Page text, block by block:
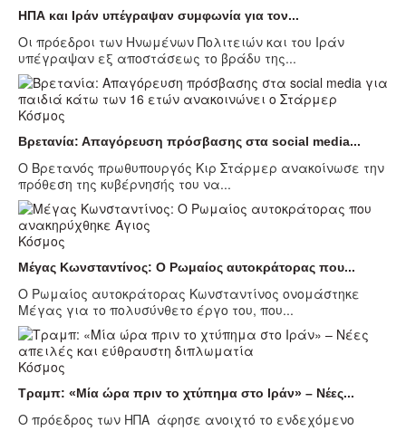
ΗΠΑ και Ιράν υπέγραψαν συμφωνία για τον...
Οι πρόεδροι των Ηνωμένων Πολιτειών και του Ιράν
υπέγραψαν εξ αποστάσεως το βράδυ της...
Κόσμος
Βρετανία: Απαγόρευση πρόσβασης στα social media...
Ο Βρετανός πρωθυπουργός Κιρ Στάρμερ ανακοίνωσε την
πρόθεση της κυβέρνησής του να...
Κόσμος
Μέγας Κωνσταντίνος: Ο Ρωμαίος αυτοκράτορας που...
Ο Ρωμαίος αυτοκράτορας Κωνσταντίνος ονομάστηκε
Μέγας για το πολυσύνθετο έργο του, που...
Κόσμος
Τραμπ: «Μία ώρα πριν το χτύπημα στο Ιράν» – Νέες...
Ο πρόεδρος των ΗΠΑ άφησε ανοιχτό το ενδεχόμενο